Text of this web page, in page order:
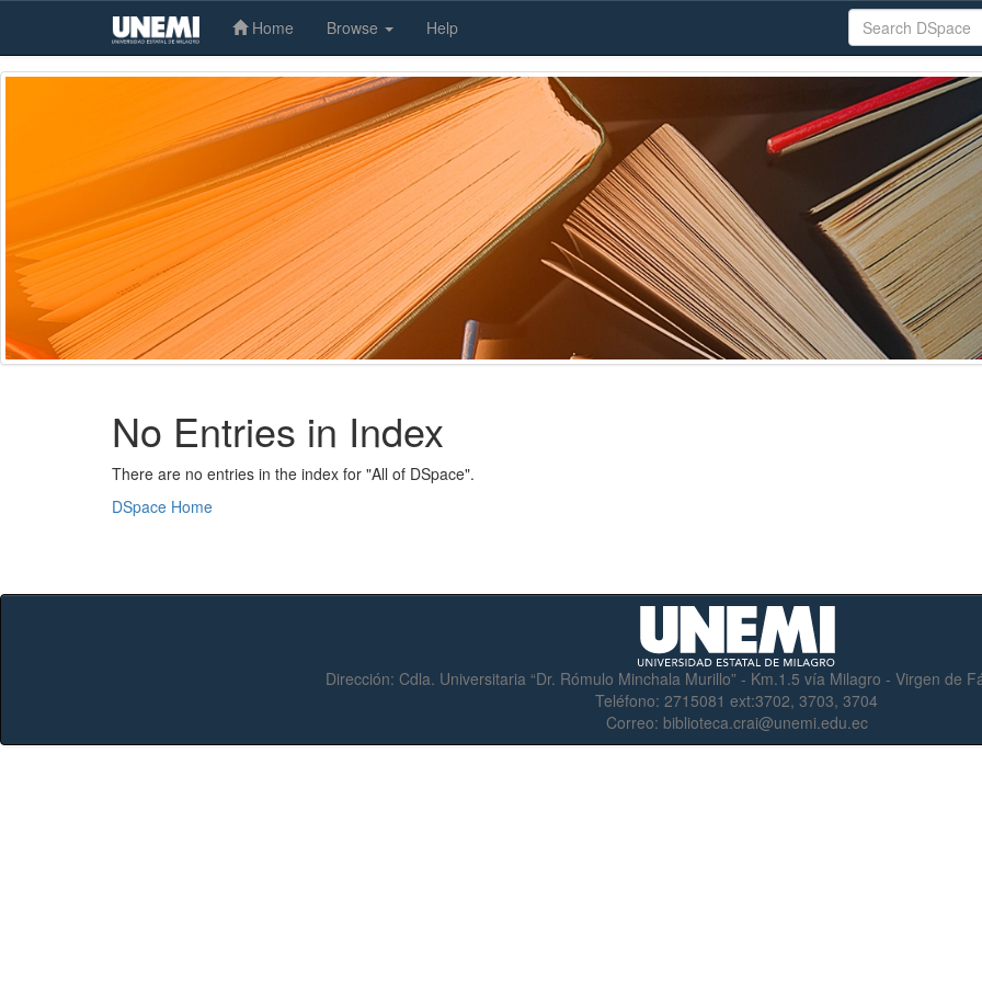
Skip
Home Browse Help
No Entries in Index
There are no entries in the index for "All of DSpace".
DSpace Home
Dirección: Cdla. Universitaria “Dr. Rómulo Minchala Murillo” - Km.1.5 vía Milagro - Virgen de
Teléfono: 2715081 ext:3702, 3703, 3704
Correo: biblioteca.crai@unemi.edu.ec